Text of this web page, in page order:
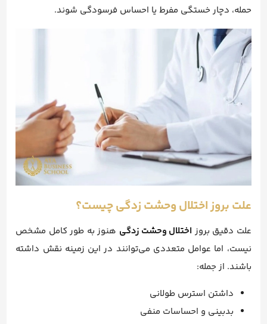
حمله، دچار خستگی مفرط یا احساس فرسودگی شوند.
علت بروز اختلال وحشت زدگی چیست؟
علت دقیق بروز اختلال وحشت زدگی هنوز به طور کامل مشخص
نیست، اما عوامل متعددی می‌توانند در این زمینه نقش داشته
باشند. از جمله:
داشتن استرس طولانی
بدبینی و احساسات منفی